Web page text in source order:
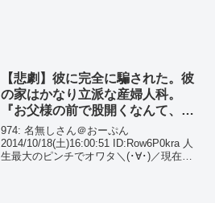
【悲劇】彼に完全に騙された。彼
の家はかなり立派な産婦人科。
『お父様の前で股開くなんて、
絶 対 に 嫌！！』
974: 名無しさん＠おーぷん
2014/10/18(土)16:00:51 ID:Row6P0kra 人
生最大のピンチでオワタ＼(･∀･)／現在進